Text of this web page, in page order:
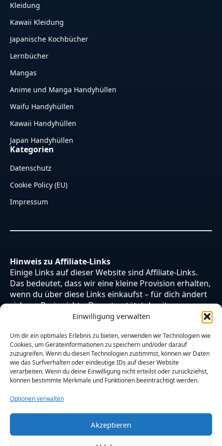
Einwilligung verwalten
Um dir ein optimales Erlebnis zu bieten, verwenden wir Technologien wie
Cookies, um Geräteinformationen zu speichern und/oder darauf
zuzugreifen. Wenn du diesen Technologien zustimmst, können wir Daten
wie das Surfverhalten oder eindeutige IDs auf dieser Website
verarbeiten. Wenn du deine Einwilligung nicht erteilst oder zurückziehst,
können bestimmte Merkmale und Funktionen beeinträchtigt werden.
Optionen verwalten
Akzeptieren
Kleidung
Kawaii Kleidung
Japanische Kochbücher
Lernbücher
Mangas
Anime und Manga Handyhüllen
Waifu Handyhüllen
Kawaii Handyhüllen
Japan Handyhüllen
Kategorien
Datenschutz
Cookie Policy (EU)
Impressum
Hinweis zu Affiliate-Links
Einige Links auf dieser Website sind Affiliate-Links.
Das bedeutet, dass wir eine kleine Provision erhalten,
wenn du über diese Links einkaufst – für dich ändert
sich am Preis nichts. Du unterstützt damit unsere
Arbeit. Vielen Dank dafür!
© 2026 Otaku Japan. Alle Rechte vorbehalten.